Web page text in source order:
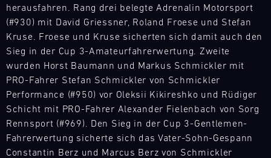
zu
reagieren.
Unser
Team
ist
das
über
bei
diversen
Rennserien
aufgebaut,
um
überall
flexibel
auf
die
Bedürfnisse
unserer
Kunden
Bild
Mit
unseren
LKWs
haben
wir
eine
mobile
Infrastruktur
aufgebaut,
um
12.08.
13.08.
Porsche
Track
Experience
GT
Trackday
Mugello
Circuit
herausfahren. Rang drei belegte Adrenalin Motorsport
(#930) mit David Griessner, Roland Froese und Stefan
Kruse. Froese und Kruse sicherten sich damit auch den
Sieg in der Cup 3-Amateurfahrerwertung. Zweite
wurden Horst Baumann und Markus Schmickler mit
PRO-Fahrer Stefan Schmickler von Schmickler
Performance (#950) vor Oleksii Kikireshko und Rüdiger
Schicht mit PRO-Fahrer Alexander Fielenbach von Sorg
Rennsport (#969). Den Sieg in der Cup 3-Gentlemen-
Fahrerwertung sicherte sich das Vater-Sohn-Gespann
Constantin Berz und Marcus Berz von Schmickler